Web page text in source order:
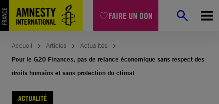
FAIRE UN DON
Aller
au
contenu
Accueil Articles
Actualités
Pour le G20 Finances, pas de relance économique sans respect des
droits humains et sans protection du climat
ACTUALITÉ